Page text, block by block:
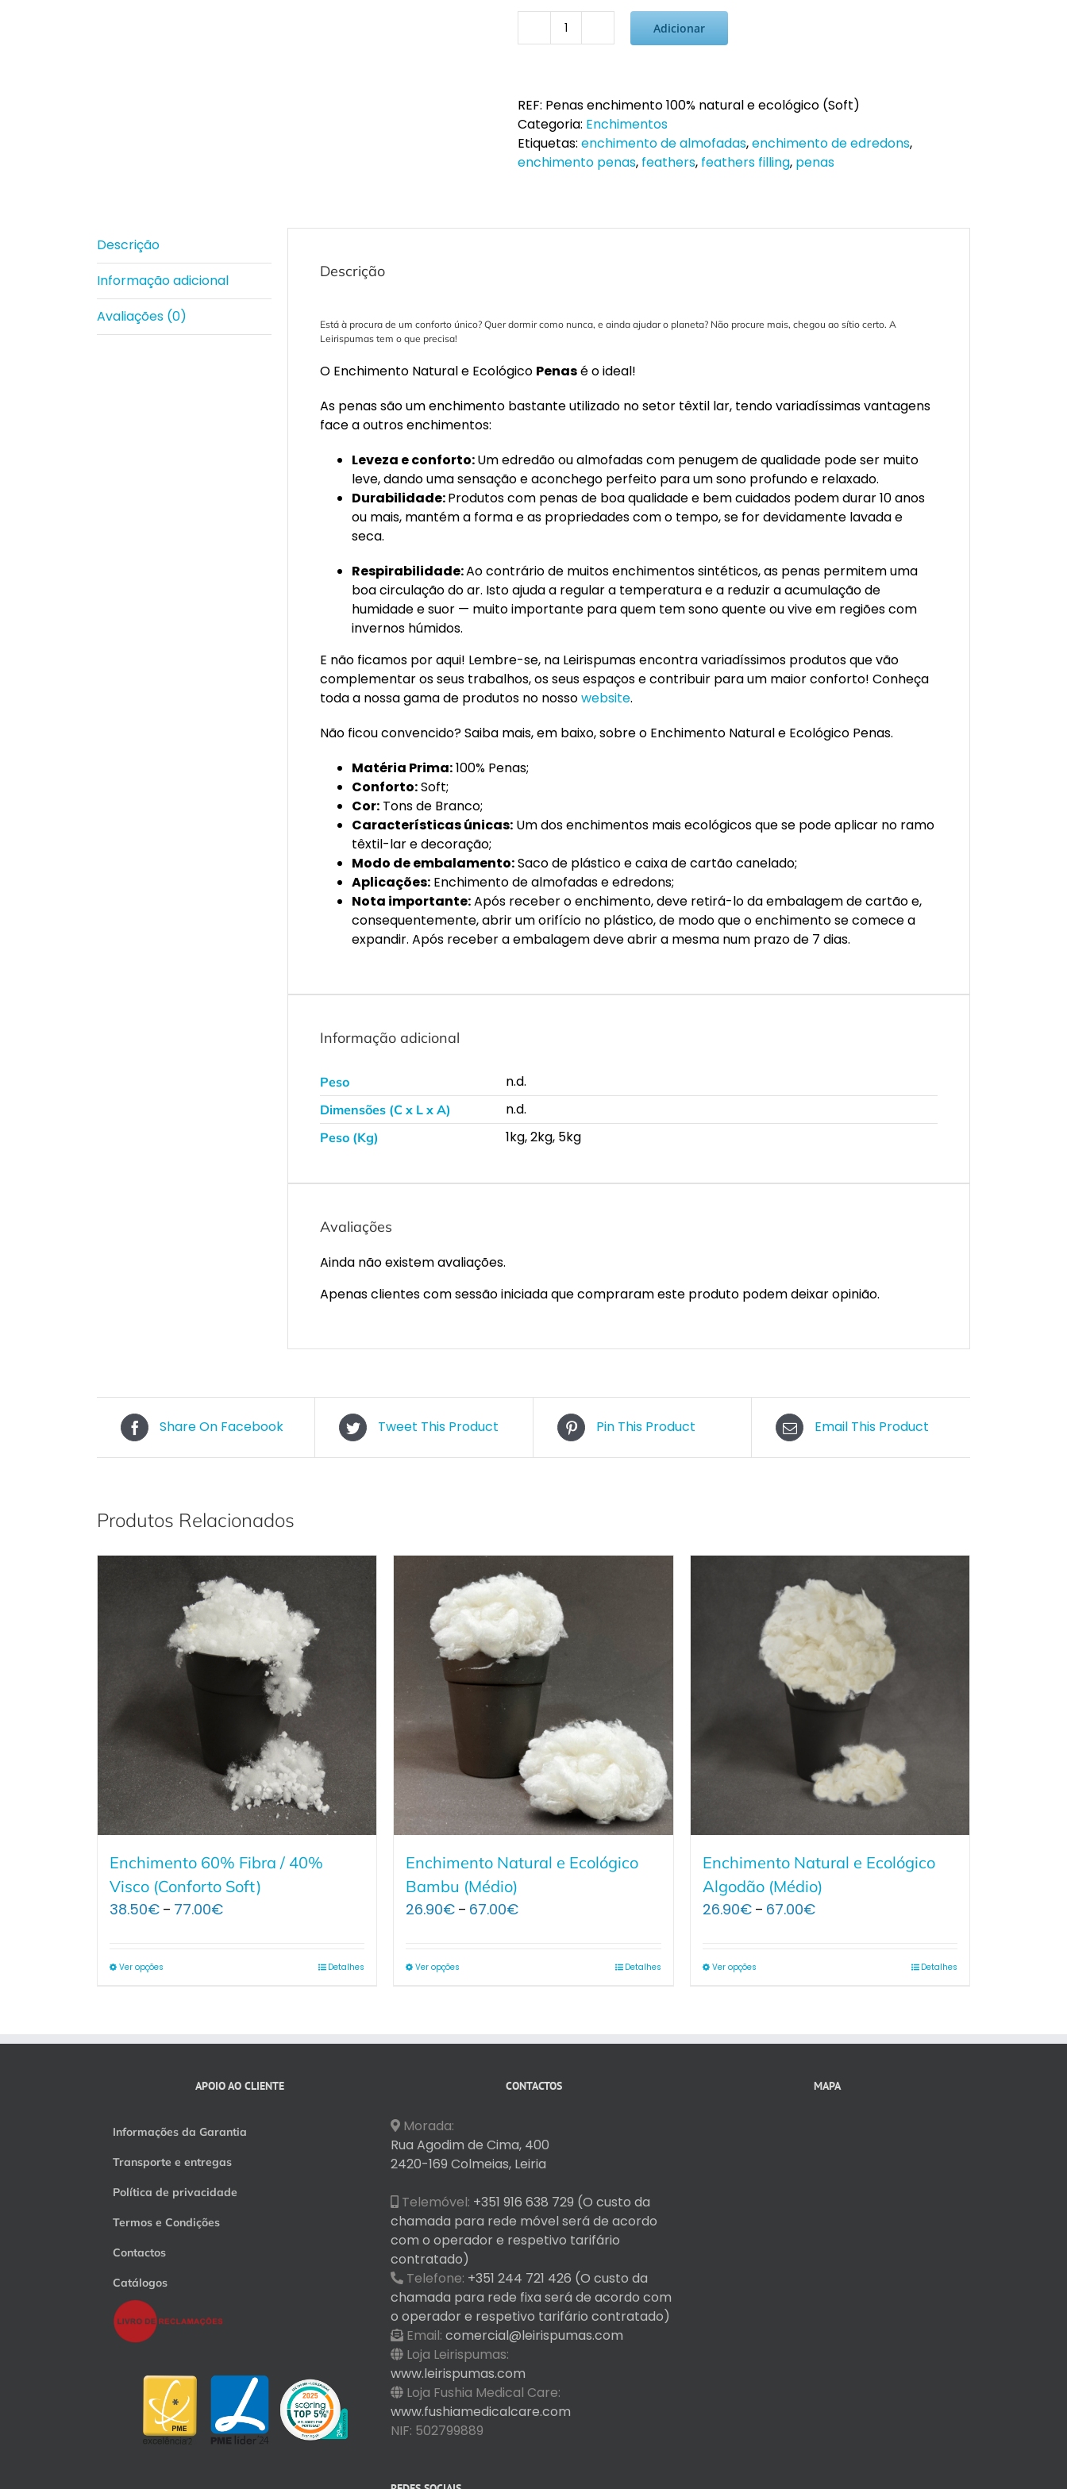
Quantidade
e
Ecológico
Penas
(Soft)
Adicionar
REF: Penas enchimento 100% natural e ecológico (Soft)
Categoria: Enchimentos
Etiquetas: enchimento de almofadas,enchimento de edredons,
enchimento penas, feathers, feathers filling, penas
Descrição
Informação adicional
Avaliações (0)
Descrição
Está à procura de um conforto único? Quer dormir como nunca, e ainda ajudar o planeta? Não procure mais, chegou ao sítio certo. A
Leirispumas tem o que precisa!
O Enchimento Natural e Ecológico Penasé o ideal!
As penas são um enchimento bastante utilizado no setor têxtil lar, tendo variadíssimas vantagens
face a outros enchimentos:
Leveza e conforto:Um edredão ou almofadas com penugem de qualidade pode ser muito
leve, dando uma sensação e aconchego perfeito para um sono profundo e relaxado.
Durabilidade:Produtos com penas de boa qualidade e bem cuidados podem durar 10 anos
ou mais, mantém a forma e as propriedades com o tempo, se for devidamente lavada e
seca.
Respirabilidade:Ao contrário de muitos enchimentos sintéticos, as penas permitem uma
boa circulação do ar. Isto ajuda a regular a temperatura e a reduzir a acumulação de
humidade e suor — muito importante para quem tem sono quente ou vive em regiões com
invernos húmidos.
E não ficamos por aqui! Lembre-se, na Leirispumas encontra variadíssimos produtos que vão
complementar os seus trabalhos, os seus espaços e contribuir para um maior conforto! Conheça
toda a nossa gama de produtos no nossowebsite.
Não ficou convencido? Saiba mais, em baixo, sobre o Enchimento Natural e Ecológico Penas.
Matéria Prima:100% Penas;
Conforto:Soft;
Cor:Tons de Branco;
Características únicas:Um dos enchimentos mais ecológicos que se pode aplicar no ramo
têxtil-lar e decoração;
Modo de embalamento:Saco de plástico e caixa de cartão canelado;
Aplicações:Enchimento de almofadas e edredons;
Nota importante:Após receber o enchimento, deve retirá-lo da embalagem de cartão e,
consequentemente, abrir um orifício no plástico, de modo que o enchimento se comece a
expandir. Após receber a embalagem deve abrir a mesma num prazo de 7 dias.
Informação adicional
Peso n.d.
Dimensões (C x L x A) n.d.
Peso (Kg) 1kg, 2kg, 5kg
Avaliações
Ainda não existem avaliações.
Apenas clientes com sessão iniciada que compraram este produto podem deixar opinião.
Share On Facebook Tweet This Product Pin This Product Email This Product
Produtos Relacionados
Enchimento 60% Fibra / 40%
Visco (Conforto Soft)
38.50€ – 77.00€Price
Ver opções Detalhes
Enchimento Natural e Ecológico
Bambu (Médio)
26.90€ – 67.00€Price
Ver opções Detalhes
Enchimento Natural e Ecológico
Algodão (Médio)
26.90€ – 67.00€Price
Ver opções Detalhes
APOIO AO CLIENTE
Informações da Garantia
Transporte e entregas
Política de privacidade
Termos e Condições
Contactos
Catálogos
CONTACTOS
Morada:
Rua Agodim de Cima, 400
2420-169 Colmeias, Leiria
Telemóvel: +351 916 638 729 (O custo da
chamada para rede móvel será de acordo
com o operador e respetivo tarifário
contratado)
Telefone: +351 244 721 426 (O custo da
chamada para rede fixa será de acordo com
o operador e respetivo tarifário contratado)
Email: comercial@leirispumas.com
Loja Leirispumas:
www.leirispumas.com
Loja Fushia Medical Care:
www.fushiamedicalcare.com
NIF: 502799889
MAPA